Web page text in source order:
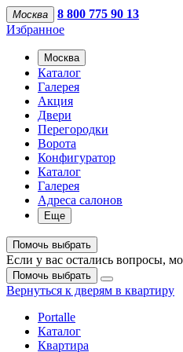
Москва
8 800 775 90 13
Избранное
Москва
Каталог
Галерея
Акция
Двери
Перегородки
Ворота
Конфигуратор
Каталог
Галерея
Адреса салонов
Еще
Помочь выбрать
Если у вас остались вопросы,
Помочь выбрать
Вернуться к дверям в квартиру
Portalle
Каталог
Квартира